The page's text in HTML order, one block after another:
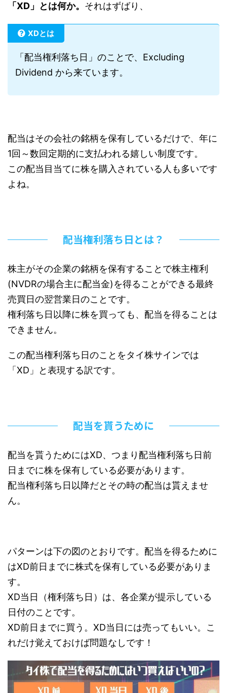
「XD」とは何か。 それはずばり、
XDとは
「配当権利落ち日」のことで、Excluding
Dividend から来ています。
配当はその会社の銘柄を保有しているだけで、年に
1回～数回定期的に支払われる嬉しい制度です。
この配当目当てに株を購入されている人も多いです
よね。
配当権利落ち日とは？
株主がその企業の銘柄を保有することで株主権利
(NVDRの場合主に配当金)を得ることができる最終
売買日の翌営業日のことです。
権利落ち日以降に株を買っても、配当を得ることは
できません。
この配当権利落ち日のことをタイ株サインでは
「XD」と表現する訳です。
配当を貰うために
配当を貰うためにはXD、つまり配当権利落ち日前
日までに株を保有している必要があります。
配当権利落ち日以降だとその時の配当は貰えませ
ん。
パターンは下の図のとおりです。配当を得るために
はXD前日までに株式を保有している必要がありま
す。
XD当日（権利落ち日）は、各企業が提示している
日付のことです。
XD前日までに買う。XD当日には売ってもいい。こ
れだけ覚えておけば問題なしです！